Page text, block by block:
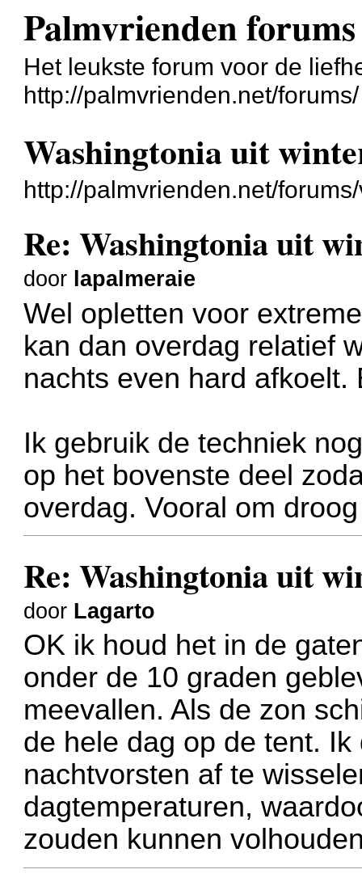
Palmvrienden forums
Het leukste forum voor de
http://palmvrienden.net/forums/
Washingtonia uit
http://palmvrienden.net/
Re: Washingtonia uit
door lapalmeraie
Wel opletten voor
kan dan overdag relatief
nachts even hard
Ik gebruik de techniek
op het bovenste deel
overdag. Vooral om
Re: Washingtonia uit
door Lagarto
OK ik houd het in de
onder de 10 graden
meevallen. Als de zon
de hele dag op de tent.
nachtvorsten af te
dagtemperaturen,
zouden kunnen